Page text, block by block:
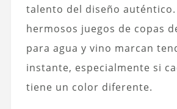
talento del diseño auténtico.
hermosos juegos de copas
para agua y vino marcan
instante, especialmente si
tiene un color diferente.